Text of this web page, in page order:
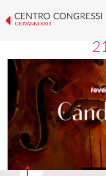
IMAGINE